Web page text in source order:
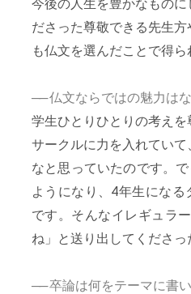
今後の人生を豊かなもの
ださった尊敬できる先生
も仏文を選んだことで得ら
──仏文ならではの魅力は
学生ひとりひとりの考え
サークルに力を入れてい
なと思っていたのです。
ようになり、4年生にな
です。そんなイレギュラ
ね」と送り出してくださっ
──卒論は何をテーマに書